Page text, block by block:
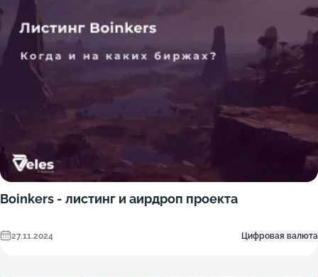
Boinkers - листинг и аирдроп проекта
27.11.2024 Цифровая валюта